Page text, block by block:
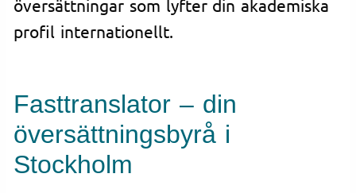
översättningar som lyfter din akademiska
profil internationellt.
Fasttranslator – din
översättningsbyrå i
Stockholm